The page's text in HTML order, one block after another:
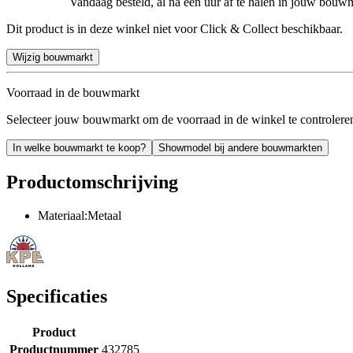
Dit product is in deze winkel niet voor Click & Collect beschikbaar.
Wijzig bouwmarkt
Voorraad in de bouwmarkt
Selecteer jouw bouwmarkt om de voorraad in de winkel te
In welke bouwmarkt te koop? Showmodel bij andere bouwmarkten
Productomschrijving
Materiaal:Metaal
Specificaties
Product
Productnummer 432785